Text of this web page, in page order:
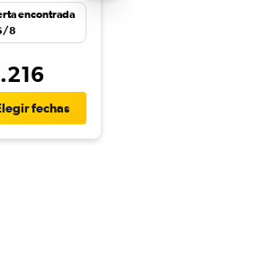
encontrada
8
fechas